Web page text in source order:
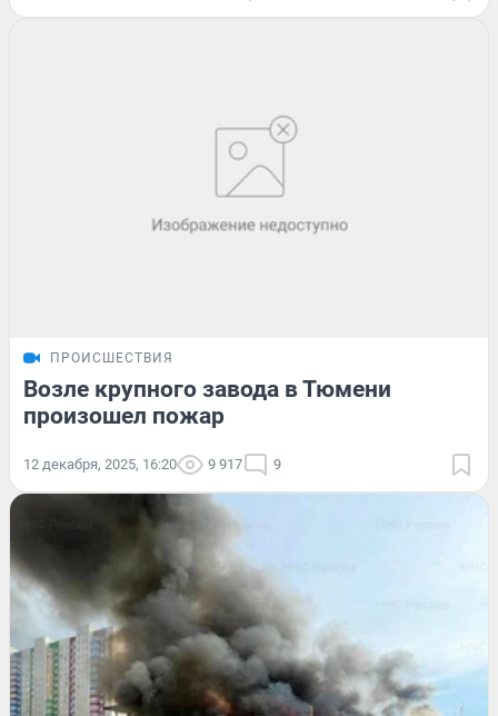
ПРОИСШЕСТВИЯ
Возле крупного завода в Тюмени
произошел пожар
12 декабря, 2025, 16:20 9 917 9